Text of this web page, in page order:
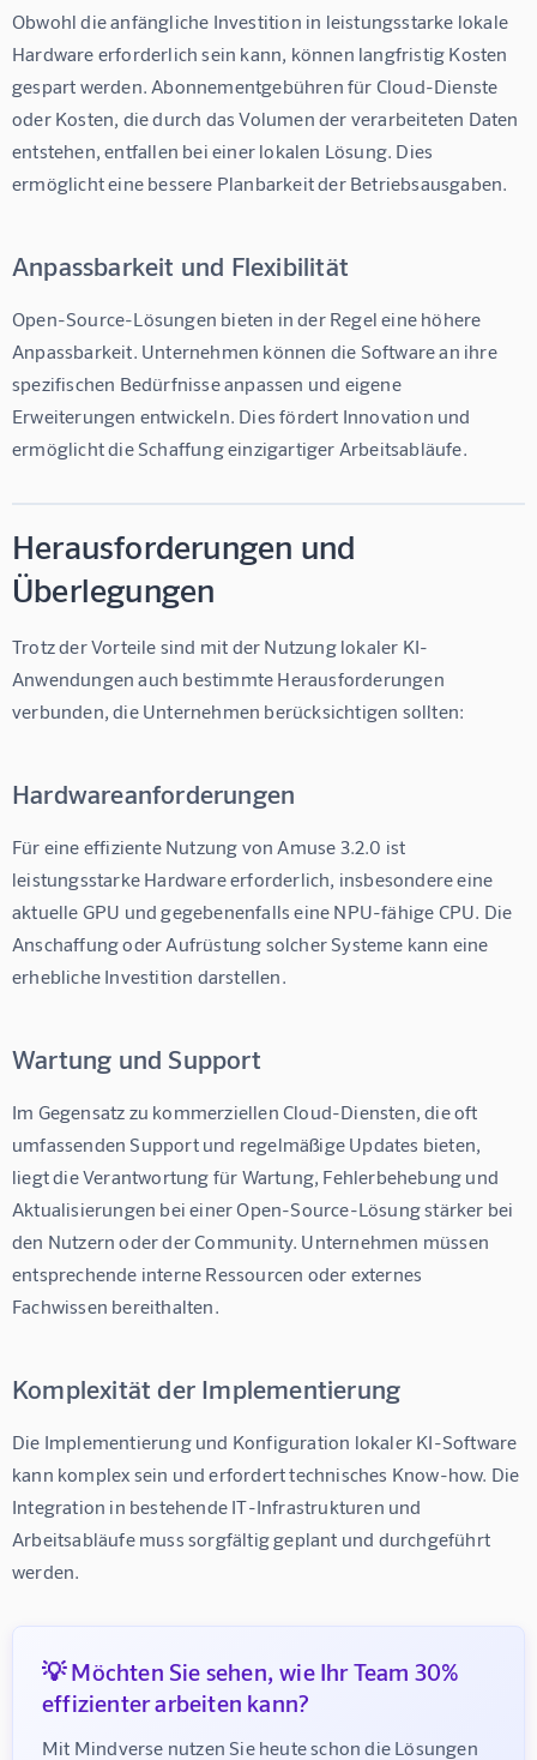
Obwohl die anfängliche Investition in leistungsstarke lokale
Hardware erforderlich sein kann, können langfristig Kosten
gespart werden. Abonnementgebühren für Cloud-Dienste
oder Kosten, die durch das Volumen der verarbeiteten Daten
entstehen, entfallen bei einer lokalen Lösung. Dies
ermöglicht eine bessere Planbarkeit der Betriebsausgaben.
Anpassbarkeit und Flexibilität
Open-Source-Lösungen bieten in der Regel eine höhere
Anpassbarkeit. Unternehmen können die Software an ihre
spezifischen Bedürfnisse anpassen und eigene
Erweiterungen entwickeln. Dies fördert Innovation und
ermöglicht die Schaffung einzigartiger Arbeitsabläufe.
Herausforderungen und
Überlegungen
Trotz der Vorteile sind mit der Nutzung lokaler KI-
Anwendungen auch bestimmte Herausforderungen
verbunden, die Unternehmen berücksichtigen sollten:
Hardwareanforderungen
Für eine effiziente Nutzung von Amuse 3.2.0 ist
leistungsstarke Hardware erforderlich, insbesondere eine
aktuelle GPU und gegebenenfalls eine NPU-fähige CPU. Die
Anschaffung oder Aufrüstung solcher Systeme kann eine
erhebliche Investition darstellen.
Wartung und Support
Im Gegensatz zu kommerziellen Cloud-Diensten, die oft
umfassenden Support und regelmäßige Updates bieten,
liegt die Verantwortung für Wartung, Fehlerbehebung und
Aktualisierungen bei einer Open-Source-Lösung stärker bei
den Nutzern oder der Community. Unternehmen müssen
entsprechende interne Ressourcen oder externes
Fachwissen bereithalten.
Komplexität der Implementierung
Die Implementierung und Konfiguration lokaler KI-Software
kann komplex sein und erfordert technisches Know-how. Die
Integration in bestehende IT-Infrastrukturen und
Arbeitsabläufe muss sorgfältig geplant und durchgeführt
werden.
💡 Möchten Sie sehen, wie Ihr Team 30%
effizienter arbeiten kann?
Mit Mindverse nutzen Sie heute schon die Lösungen